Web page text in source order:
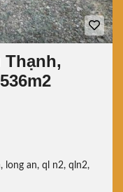
, long an, ql n2, qln2,